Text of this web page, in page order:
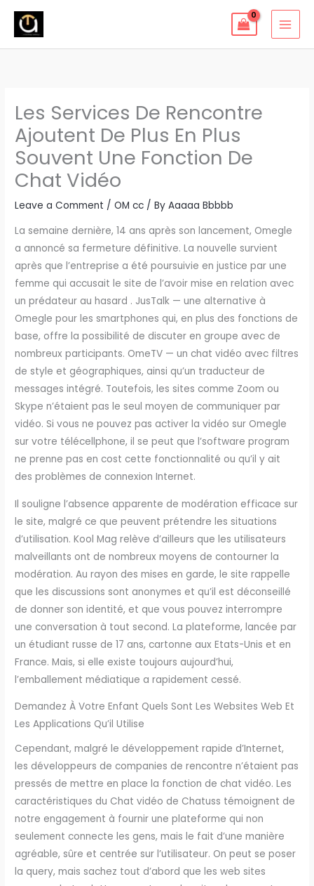
Skip
Les Services De Rencontre
Ajoutent De Plus En Plus
Souvent Une Fonction De
Chat Vidéo
Leave a Comment /OM cc / ByAaaaa Bbbbb
La semaine dernière, 14 ans après son lancement, Omegle
a annoncé sa fermeture définitive. La nouvelle survient
après que l’entreprise a été poursuivie en justice par une
femme qui accusait le site de l’avoir mise en relation avec
un prédateur au hasard . JusTalk — une alternative à
Omegle pour les smartphones qui, en plus des fonctions de
base, offre la possibilité de discuter en groupe avec de
nombreux participants. OmeTV — un chat vidéo avec filtres
de style et géographiques, ainsi qu’un traducteur de
messages intégré. Toutefois, les sites comme Zoom ou
Skype n’étaient pas le seul moyen de communiquer par
vidéo. Si vous ne pouvez pas activer la vidéo sur Omegle
sur votre télécellphone, il se peut que l’software program
ne prenne pas en cost cette fonctionnalité ou qu’il y ait
des problèmes de connexion Internet.
Il souligne l’absence apparente de modération efficace sur
le site, malgré ce que peuvent prétendre les situations
d’utilisation. Kool Mag relève d’ailleurs que les utilisateurs
malveillants ont de nombreux moyens de contourner la
modération. Au rayon des mises en garde, le site rappelle
que les discussions sont anonymes et qu’il est déconseillé
de donner son identité, et que vous pouvez interrompre
une conversation à tout second. La plateforme, lancée par
un étudiant russe de 17 ans, cartonne aux Etats-Unis et en
France. Mais, si elle existe toujours aujourd’hui,
l’emballement médiatique a rapidement cessé.
Demandez À Votre Enfant Quels Sont Les Websites Web Et
Les Applications Qu’il Utilise
Cependant, malgré le développement rapide d’Internet,
les développeurs de companies de rencontre n’étaient pas
pressés de mettre en place la fonction de chat vidéo. Les
caractéristiques du Chat vidéo de Chatuss témoignent de
notre engagement à fournir une plateforme qui non
seulement connecte les gens, mais le fait d’une manière
agréable, sûre et centrée sur l’utilisateur. On peut se poser
la query, mais sachez tout d’abord que les web sites